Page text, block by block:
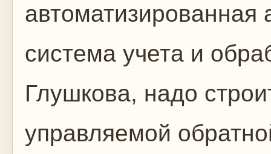
автоматизированная
система учета и
Глушкова, надо
управляемой